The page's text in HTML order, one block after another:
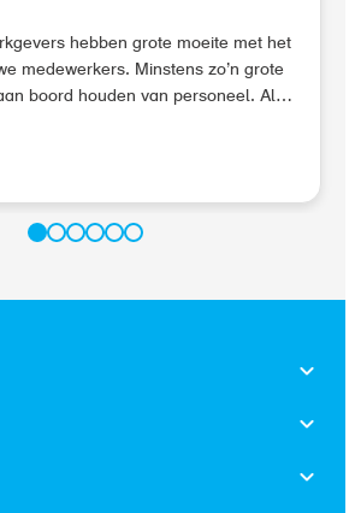
hebben grote moeite met het
medewerkers. Minstens zo’n grote
boord houden van personeel. Als
een stap in hun carrière te
jonge professionals het belangrijk
hun carrière bij verschillende